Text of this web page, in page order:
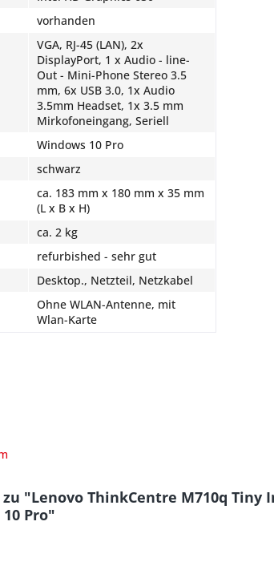
vorhanden
VGA, RJ-45 (LAN), 2x
DisplayPort, 1 x Audio - line-
Out - Mini-Phone Stereo 3.5
mm, 6x USB 3.0, 1x Audio
3.5mm Headset, 1x 3.5 mm
Mirkofoneingang, Seriell
Windows 10 Pro
schwarz
ca. 183 mm x 180 mm x 35 mm
(L x B x H)
ca. 2 kg
refurbished - sehr gut
Desktop., Netzteil, Netzkabel
Ohne WLAN-Antenne, mit
Wlan-Karte
"Lenovo ThinkCentre M710q Tiny
Pro"